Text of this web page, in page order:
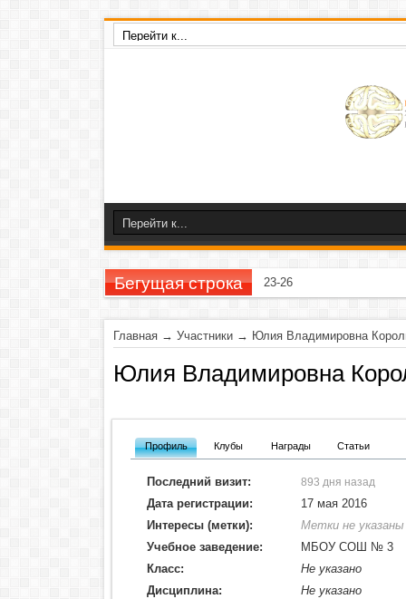
Бегущая строка 23-26 ноября 2020 г
Главная → Участники → Юлия Владимировна
Юлия Владимировна
Профиль Клубы Награды Статьи
Последний визит: 893 дня назад
Дата регистрации:
17 мая 2016
Интересы (метки):
Метки не указаны
Учебное заведение:
МБОУ СОШ № 3
Класс:
Не указано
Дисциплина:
Не указано